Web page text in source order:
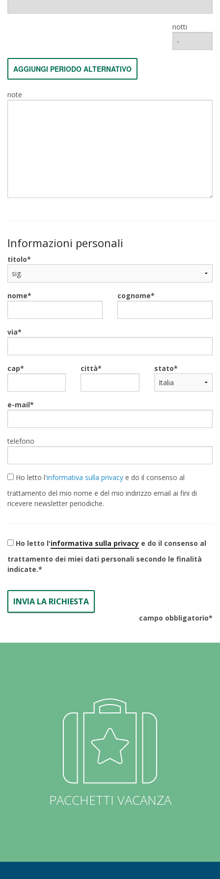
notti
AGGIUNGI PERIODO ALTERNATIVO
note
Informazioni personali
titolo
nome cognome
via
cap città stato
e-mail
telefono
Ho letto l'informativa sulla privacy e do il consenso al
trattamento del mio nome e del mio indirizzo email ai fini di
ricevere newsletter periodiche.
Ho letto l'informativa sulla privacy e do il consenso al
trattamento dei miei dati personali secondo le finalità
indicate.
campo obbligatorio
PACCHETTI VACANZA